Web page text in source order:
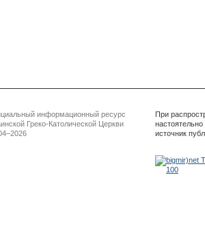
информационный ресурс
Греко-Католической Церкви
При
источник